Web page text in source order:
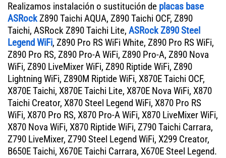
Realizamos instalación o sustitución de placas base
ASRockZ890 Taichi AQUA, Z890 Taichi OCF, Z890
Taichi, ASRock Z890 Taichi Lite, ASRock Z890 Steel
Legend WiFi, Z890 Pro RS WiFi White, Z890 Pro RS WiFi,
Z890 Pro RS, Z890 Pro-A WiFi, Z890 Pro-A, Z890 Nova
WiFi, Z890 LiveMixer WiFi, Z890 Riptide WiFi, Z890
Lightning WiFi, Z890M Riptide WiFi, X870E Taichi OCF,
X870E Taichi, X870E Taichi Lite, X870E Nova WiFi, X870
Taichi Creator, X870 Steel Legend WiFi, X870 Pro RS
WiFi, X870 Pro RS, X870 Pro-A WiFi, X870 LiveMixer WiFi,
X870 Nova WiFi, X870 Riptide WiFi, Z790 Taichi Carrara,
Z790 LiveMixer, Z790 Steel Legend WiFi, X299 Creator,
B650E Taichi, X670E Taichi Carrara, X670E Steel Legend.